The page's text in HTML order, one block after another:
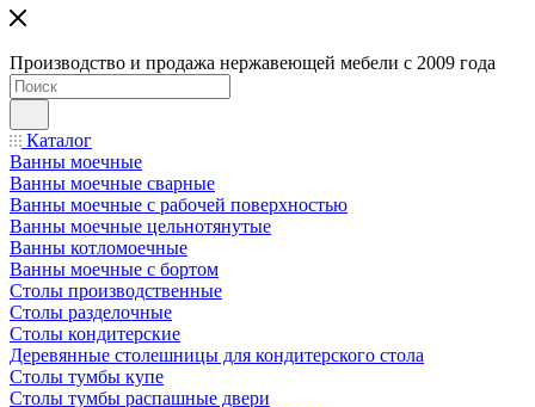
Производство и продажа нержавеющей мебели с 2009 года
Каталог
Ванны моечные
Ванны моечные сварные
Ванны моечные с рабочей поверхностью
Ванны моечные цельнотянутые
Ванны котломоечные
Ванны моечные с бортом
Столы производственные
Столы разделочные
Столы кондитерские
Деревянные столешницы для кондитерского стола
Столы тумбы купе
Столы тумбы распашные двери